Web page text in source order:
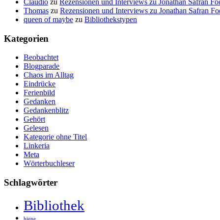
Claudio zu Rezensionen und Interviews zu Jonathan Safran
Thomas zu Rezensionen und Interviews zu Jonathan Safran
queen of maybe zu Bibliothekstypen
Kategorien
Beobachtet
Blogparade
Chaos im Alltag
Eindrücke
Ferienbild
Gedanken
Gedankenblitz
Gehört
Gelesen
Kategorie ohne Titel
Linkeria
Meta
Wörterbuchleser
Schlagwörter
Bibliothek
biene